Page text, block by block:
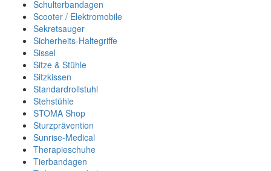
Schulterbandagen
Scooter / Elektromobile
Sekretsauger
Sicherheits-Haltegriffe
Sissel
Sitze & Stühle
Sitzkissen
Standardrollstuhl
Stehstühle
STOMA Shop
Sturzprävention
Sunrise-Medical
Therapieschuhe
Tierbandagen